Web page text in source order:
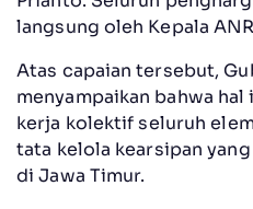
langsung oleh Kepala
Atas capaian tersebut,
menyampaikan bahwa
kerja kolektif seluruh
tata kelola kearsipan
di Jawa Timur.